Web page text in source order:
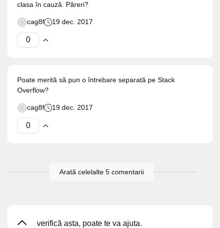
clasa în cauză. Păreri?
cag8f 19 dec. 2017
Poate merită să pun o întrebare separată pe Stack
Overflow?
cag8f 19 dec. 2017
Arată celelalte 5 comentarii
verifică asta, poate te va ajuta.